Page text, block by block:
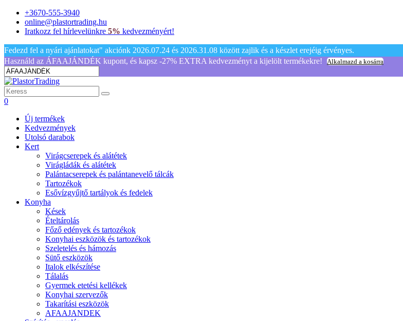
+3670-555-3940
online@plastortrading.hu
Iratkozz fel hírlevelünkre 5% kedvezményért!
Fedezd fel a nyári ajánlatokat" akciónk 2026.07.24 és 2026.31.08 között zajlik és a készlet erejéig érvényes.
Használd az ÁFAAJÁNDÉK kupont, és kapsz -27% EXTRA kedvezményt a kijelölt termékekre!
Alkalmazd a kosárra
0
Új termékek
Kedvezmények
Utolsó darabok
Kert
Virágcserepek és alátétek
Virágládák és alátétek
Palántacserepek és palántanevelő tálcák
Tartozékok
Esővízgyűjtő tartályok és fedelek
Konyha
Kések
Ételtárolás
Főző edények és tartozékok
Konyhai eszközök és tartozékok
Szeletelés és hámozás
Sütő eszközök
Italok elkészítése
Tálalás
Gyermek etetési kellékek
Konyhai szervezők
Takarítási eszközök
AFAAJANDEK